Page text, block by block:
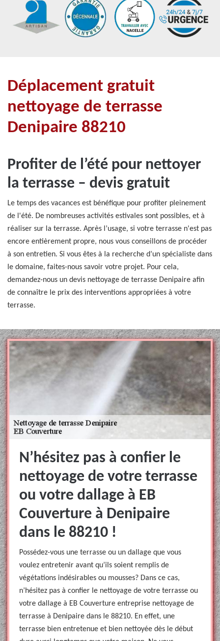
Déplacement gratuit
nettoyage de terrasse
Denipaire 88210
Profiter de l’été pour nettoyer
la terrasse – devis gratuit
Le temps des vacances est bénéfique pour profiter pleinement
de l'été. De nombreuses activités estivales sont possibles, et à
réaliser sur la terrasse. Après l’usage, si votre terrasse n'est pas
encore entièrement propre, nous vous conseillons de procéder
à son entretien. Si vous êtes à la recherche d’un spécialiste dans
le domaine, faites-nous savoir votre projet. Pour cela,
demandez-nous un devis nettoyage de terrasse Denipaire afin
de connaître le prix des interventions appropriées à votre
terrasse.
N’hésitez pas à confier le
nettoyage de votre terrasse
ou votre dallage à EB
Couverture à Denipaire
dans le 88210 !
Possédez-vous une terrasse ou un dallage que vous
voulez entretenir avant qu’ils soient remplis de
végétations indésirables ou mousses? Dans ce cas,
n’hésitez pas à confier le nettoyage de votre terrasse ou
votre dallage à EB Couverture entreprise nettoyage de
terrasse à Denipaire dans le 88210. En effet, une
terrasse bien entretenue et bien nettoyée dès le début